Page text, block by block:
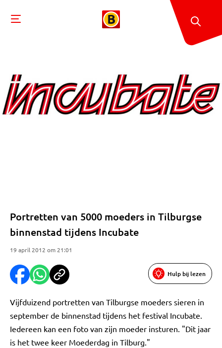
Portretten van 5000 moeders in Tilburgse
binnenstad tijdens Incubate
19 april 2012 om 21:01
Hulp bij lezen
Vijfduizend portretten van Tilburgse moeders sieren in
september de binnenstad tijdens het festival Incubate.
Iedereen kan een foto van zijn moeder insturen. "Dit jaar
is het twee keer Moederdag in Tilburg."